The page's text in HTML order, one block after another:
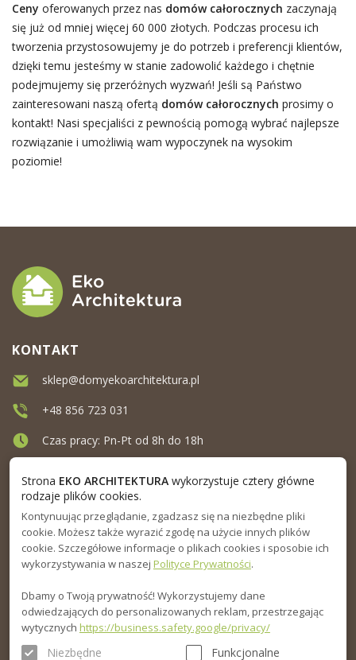
Ceny oferowanych przez nas domów całorocznych zaczynają
się już od mniej więcej 60 000 złotych. Podczas procesu ich
tworzenia przystosowujemy je do potrzeb i preferencji klientów,
dzięki temu jesteśmy w stanie zadowolić każdego i chętnie
podejmujemy się przeróżnych wyzwań! Jeśli są Państwo
zainteresowani naszą ofertą domów całorocznych prosimy o
kontakt! Nasi specjaliści z pewnością pomogą wybrać najlepsze
rozwiązanie i umożliwią wam wypoczynek na wysokim
poziomie!
MENU
INFORMACJA
PORADNIK
KONTAKT
sklep@domyekoarchitektura.pl
+48 856 723 031
Czas pracy: Pn-Pt od 8h do 18h
Strona EKO ARCHITEKTURAwykorzystuje cztery główne
rodzaje plików cookies.
Kontynuując przeglądanie, zgadzasz się na niezbędne pliki
cookie. Możesz także wyrazić zgodę na użycie innych plików
cookie. Szczegółowe informacje o plikach cookies i sposobie ich
wykorzystywania w naszej Polityce Prywatności.
Dbamy o Twoją prywatność! Wykorzystujemy dane
odwiedzających do personalizowanych reklam, przestrzegając
wytycznych https://business.safety.google/privacy/
Niezbędne Funkcjonalne